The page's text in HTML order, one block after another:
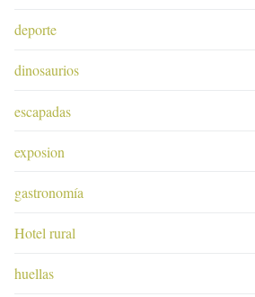
deporte
dinosaurios
escapadas
exposion
gastronomía
Hotel rural
huellas